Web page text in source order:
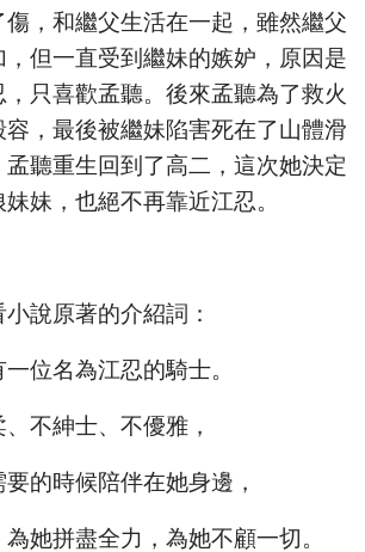
傷，和繼父生活在一起，雖然繼父
但一直受到繼妹的嫉妒，原因是
只喜歡孟聽。後來孟聽為了救火
容，最後被繼妹陷害死在了山體滑
聽重生回到了高二，這次她決定
妹，也絕不再靠近江忍。
說原著的介紹詞：
一位名為江忍的騎士。
不紳士、不優雅，
的時候陪伴在她身邊，
她拼盡全力，為她不顧一切。